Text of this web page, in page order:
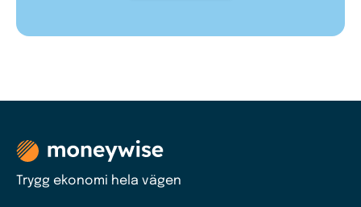
Trygg ekonomi hela vägen